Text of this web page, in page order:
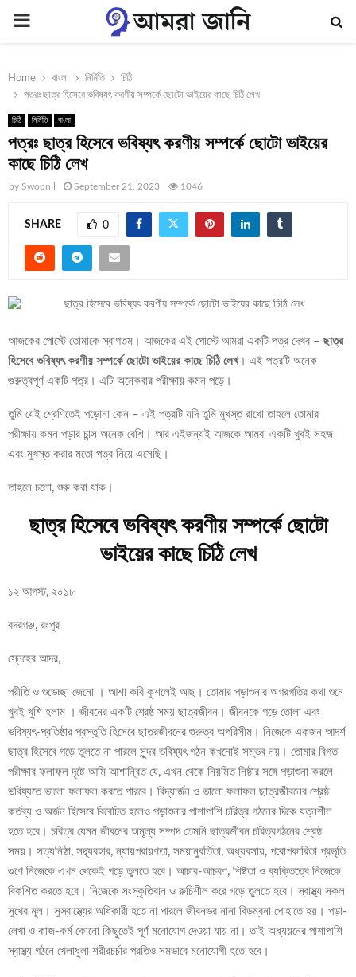
PRIMARY
Home বাংলা নির্মিতি
চিঠি
পত্রঃ ছাত্র হিসেবে ভবিষ্যৎ করণীয় সম্পর্কে ছোটো ভাইয়ের কাছে চিঠি লেখ
চিঠি নির্মিতি বাংলা
পত্রঃ ছাত্র হিসেবে ভবিষ্যৎ করণীয় সম্পর্কে ছোটো ভাইয়ের
কাছে চিঠি লেখ
by Swopnil September 21, 2023 1046
SHARE 0
আজকের পোস্টে তোমাকে স্বাগতম। আজকের এই পোস্টে আমরা একটি পত্র দেখব – ছাত্র
হিসেবে ভবিষ্যৎ করণীয় সম্পর্কে ছোটো ভাইয়ের কাছে চিঠি লেখ। এই পত্রটি অনেক
গুরুত্বপূর্ণ একটি পত্র। এটি অনেকবার পরীক্ষায় কমন পড়ে।
তুমি যেই শ্রেণিতেই পড়োনা কেন – এই পত্রটি যদি তুমি মুখস্ত রাখো তাহলে তোমার
পরীক্ষায় কমন পড়ার চান্স অনেক বেশি। আর এইজন্যই আজকে আমরা একটি খুবই সহজ
এবং মুখস্ত করার মতো পত্র নিয়ে এসেছি।
তাহলে চলো, শুরু করা যাক।
ছাত্র হিসেবে ভবিষ্যৎ করণীয় সম্পর্কে ছোটো
ভাইয়ের কাছে চিঠি লেখ
১২ আগস্ট, ২০১৮
বদরগঞ্জ, রংপুর
স্নেহের আদর,
প্রীতি ও শুভেচ্ছা জেনো । আশা করি কুশলেই আছ। তোমার পড়াশুনার অগ্রগতির কথা শুনে
খুবই খুশি হলাম । জীবনের একটি শ্রেষ্ঠ সময় ছাত্রজীবন। জীবনকে গড়ে তোলা এবং
ভবিষ্যৎ-প্রতিষ্ঠার প্রস্তুতি হিসেবে ছাত্রজীবনের গুরুত্ব অপরিসীম। নিজেকে একজন আদর্শ
ছাত্র হিসেবে গড়ে তুলতে না পারলে সুন্দর ভবিষ্যৎ গঠন কখনোই সম্ভব নয়। তোমার বিগত
পরীক্ষার ফলাফল দৃষ্টে আমি আশান্বিত যে, এখন থেকে নিয়মিত নিষ্ঠার সঙ্গে পড়াশুনা করলে
ভবিষ্যতে ভালো ফলাফল করতে পারবে। বিদ্যার্জন ও ভালো ফলাফল ছাত্রজীবনের শ্রেষ্ঠ
কর্তব্য ও অর্জন হিসেবে বিবেচিত হলেও পড়াশুনার পাশাপাশি চরিত্র গঠনের দিকে যত্নশীল
হতে হবে। চরিত্র যেমন জীবনের অমূল্য সম্পদ তেমনি ছাত্রজীবন চরিত্রগঠনের শ্রেষ্ঠ
সময়। সত্যনিষ্ঠা, সদ্ব্যবহার, ন্যায়পরায়ণতা, সময়ানুবর্তিতা, অধ্যবসায়, পরোপকারিতা প্রভৃতি
গুণে নিজেকে এখন থেকেই গড়ে তুলতে হবে। আচার-আচরণ, শিষ্টতা ও ব্যক্তিত্বে নিজেকে
বিকশিত করতে হবে। নিজেকে সংস্কৃতিবান ও রুচিশীল করে গড়ে তুলতে হবে। স্বাস্থ্য সকল
সুখের মূল। সুস্বাস্থ্যের অধিকারী হতে না পারলে জীবনভর নানা বিড়ম্বনা পোহাতে হয়। পড়া-
লেখা ও কাজ-কর্ম কোনো কিছুতেই পূর্ণ মনোযোগ দেওয়া যায় না। তাই অধ্যয়নের পাশাপাশি
স্বাস্থ্য গঠনে খেলাধুলা শরীরচর্চার প্রতিও সমভাবে মনোযোগী হতে হবে।